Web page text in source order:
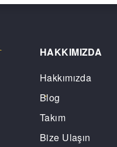
HAKKIMIZDA
Hakkımızda
Blog
Takım
Bize Ulaşın